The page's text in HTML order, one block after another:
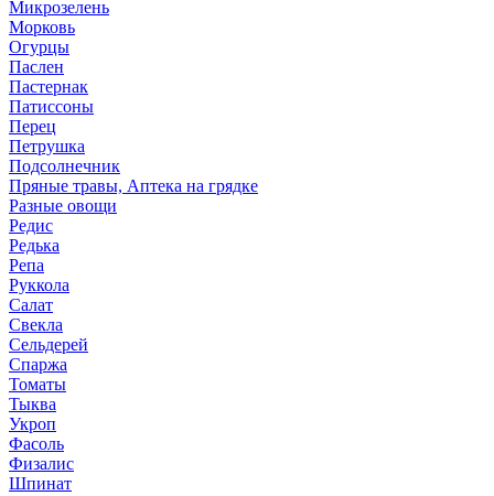
Микрозелень
Морковь
Огурцы
Паслен
Пастернак
Патиссоны
Перец
Петрушка
Подсолнечник
Пряные травы, Аптека на грядке
Разные овощи
Редис
Редька
Репа
Руккола
Салат
Свекла
Сельдерей
Спаржа
Томаты
Тыква
Укроп
Фасоль
Физалис
Шпинат